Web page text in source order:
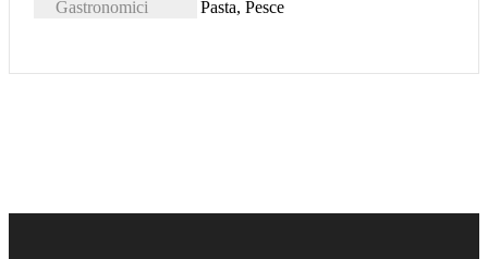
Gastronomici
Pasta, Pesce